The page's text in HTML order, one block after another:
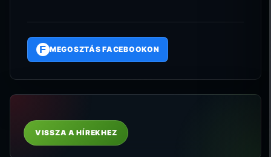
F MEGOSZTÁS FACEBOOKON
VISSZA A HÍREKHEZ